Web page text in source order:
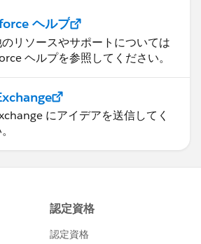
ヘルプ
リソースやサポートについては
ヘルプを参照してください。
にアイデアを送信してく